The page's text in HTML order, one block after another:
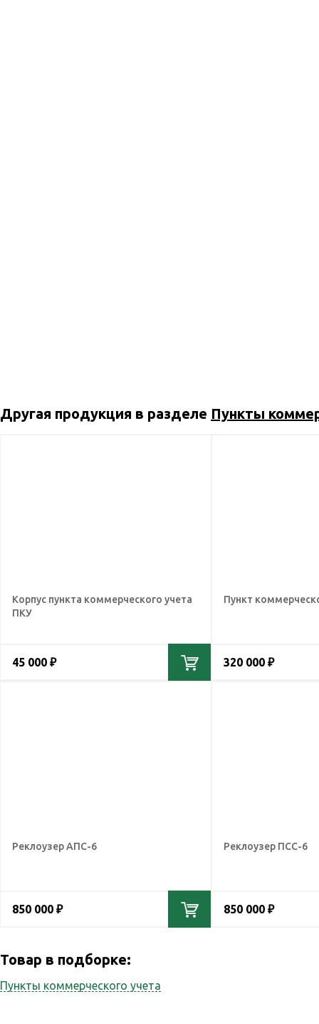
Другая продукция в разделе Пункты
Корпус пункта коммерческого учета
ПКУ
45 000 ₽
Пункт
320 000 ₽
Реклоузер АПС-6
850 000 ₽
Реклоузер ПСС-6
850 000 ₽
Товар в подборке:
Пункты коммерческого учета